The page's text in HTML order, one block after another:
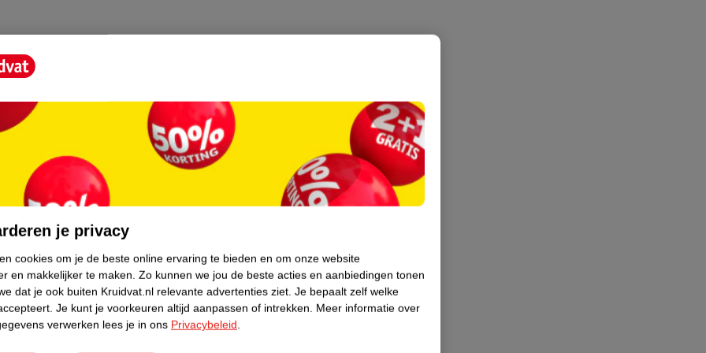
METHOXYCINNAMATE, BENZOPHENONE-
GERANIOL, PROPYLENE GLYCOL,
JOJOBA ESTERS, FD&C YELLOW Nº 5
je privacy
cookies om je de beste online ervaring te bieden en om onze website
en makkelijker te maken. Zo kunnen we jou de beste acties en aanbiedingen tonen
dat je ook buiten Kruidvat.nl relevante advertenties ziet. Je bepaalt zelf welke
Je kunt je voorkeuren altijd aanpassen of intrekken. Meer informatie over
verwerken lees je in ons Privacybeleid.